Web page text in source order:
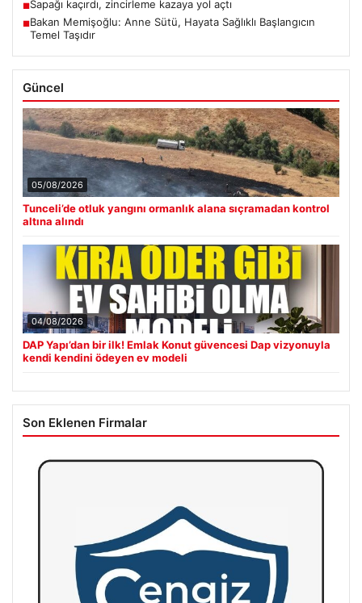
■Sapağı kaçırdı, zincirleme kazaya yol açtı
■Bakan Memişoğlu: Anne Sütü, Hayata Sağlıklı Başlangıcın
Temel Taşıdır
Güncel
05/08/2026
Tunceli’de otluk yangını ormanlık alana sıçramadan kontrol
altına alındı
04/08/2026
DAP Yapı’dan bir ilk! Emlak Konut güvencesi Dap vizyonuyla
kendi kendini ödeyen ev modeli
Son Eklenen Firmalar